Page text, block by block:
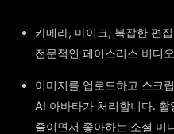
카메라, 마이크, 복잡한 편
전문적인 페이스리스 비디
이미지를 업로드하고 스크
AI 아바타가 처리합니다.
줄이면서 좋아하는 소셜 미